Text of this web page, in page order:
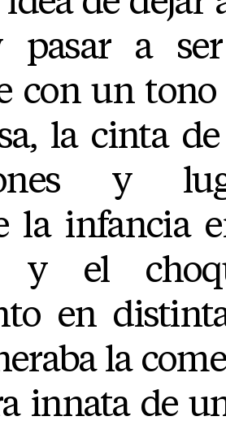
a ser
con un
la cinta
y
la infancia
y el
en
la
innata de